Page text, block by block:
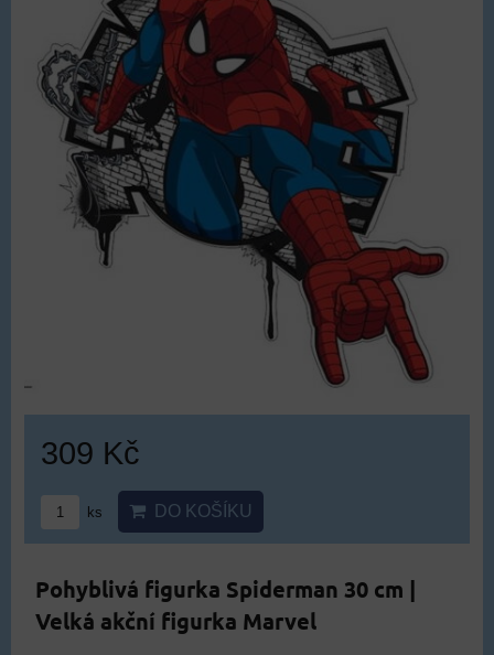
309 Kč
ks DO KOŠÍKU
Pohyblivá figurka Spiderman 30 cm |
Velká akční figurka Marvel